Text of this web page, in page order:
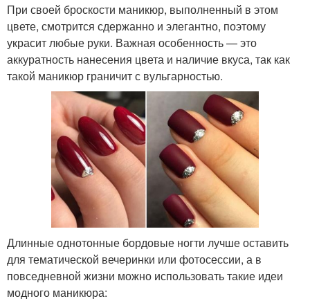
При своей броскости маникюр, выполненный в этом
цвете, смотрится сдержанно и элегантно, поэтому
украсит любые руки. Важная особенность — это
аккуратность нанесения цвета и наличие вкуса, так как
такой маникюр граничит с вульгарностью.
Длинные однотонные бордовые ногти лучше оставить
для тематической вечеринки или фотосессии, а в
повседневной жизни можно использовать такие идеи
модного маникюра: